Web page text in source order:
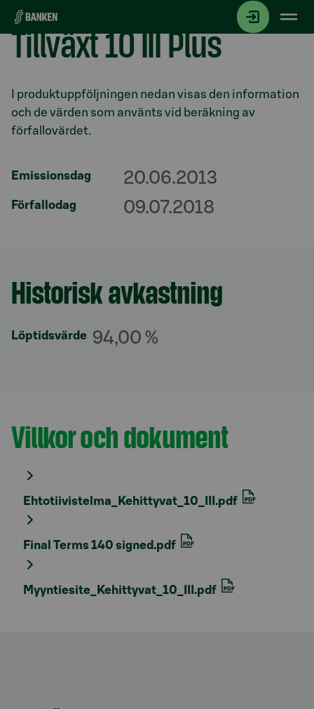
Gå direkt till innehållet
Tillväxt 10 III Plus
Avsnitt med titel
I produktuppföljningen nedan visas den information
och de värden som använts vid beräkning av
förfallovärdet.
Emissionsdag 20.06.2013
Förfallodag 09.07.2018
Avsnitt med titel
Historisk avkastning
Löptidsvärde 94,00 %
Avsnitt med titel
Villkor och dokument
Ehtotiivistelma_Kehittyvat_10_III.pdf
Final Terms 140 signed.pdf
Myyntiesite_Kehittyvat_10_III.pdf